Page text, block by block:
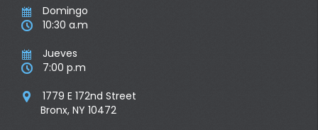
 Domingo
 10:30 a.m
 Jueves
 7:00 p.m

1779 E 172nd Street
Bronx, NY 10472